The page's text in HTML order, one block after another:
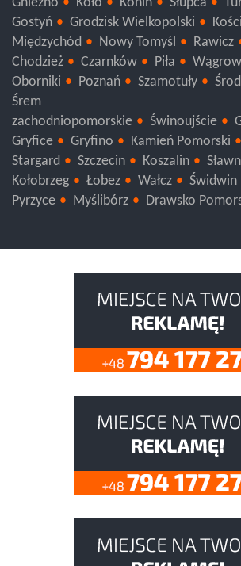
Gniezno
Koło Konin Słupca
Gostyń
Grodzisk Wielkopolski
Międzychód
Nowy Tomyśl Rawicz
Chodzież
Czarnków Piła
Oborniki
Poznań Szamotuły
Śrem
zachodniopomorskie
Świnoujście
Gryfice
Gryfino Kamień Pomorski
Stargard
Szczecin Koszalin
Kołobrzeg
Łobez Wałcz Świdwin
Pyrzyce
Myślibórz Drawsko